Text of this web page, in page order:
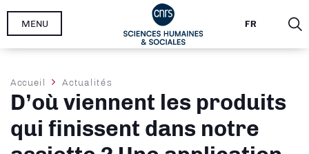
Aller
FR
MENU
Fil
d'Ariane
Accueil Actualités
D’où viennent les produits
qui finissent dans notre